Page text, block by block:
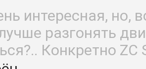
интересная, но,
разгонять
Конкретно ZC